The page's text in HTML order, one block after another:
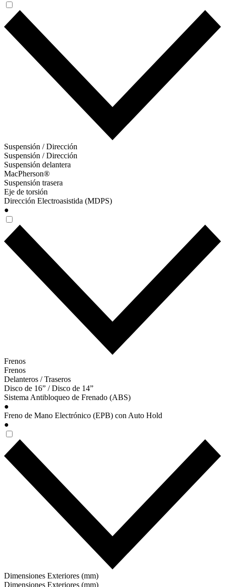
Suspensión / Dirección
Suspensión / Dirección
Suspensión delantera
MacPherson®
Suspensión trasera
Eje de torsión
Dirección Electroasistida (MDPS)
●
Frenos
Frenos
Delanteros / Traseros
Disco de 16” / Disco de 14”
Sistema Antibloqueo de Frenado (ABS)
●
Freno de Mano Electrónico (EPB) con Auto Hold
●
Dimensiones Exteriores (mm)
Dimensiones Exteriores (mm)